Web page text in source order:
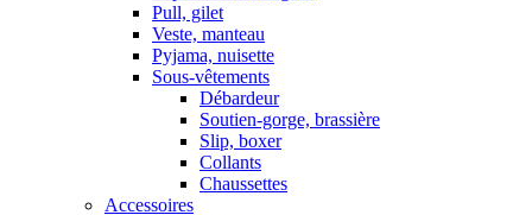
Pull, gilet
Veste, manteau
Pyjama, nuisette
Sous-vêtements
Débardeur
Soutien-gorge, brassière
Slip, boxer
Collants
Chaussettes
Accessoires